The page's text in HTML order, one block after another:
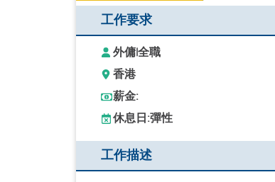
工作要求
外傭|全職
香港
薪金:
休息日:彈性
工作描述